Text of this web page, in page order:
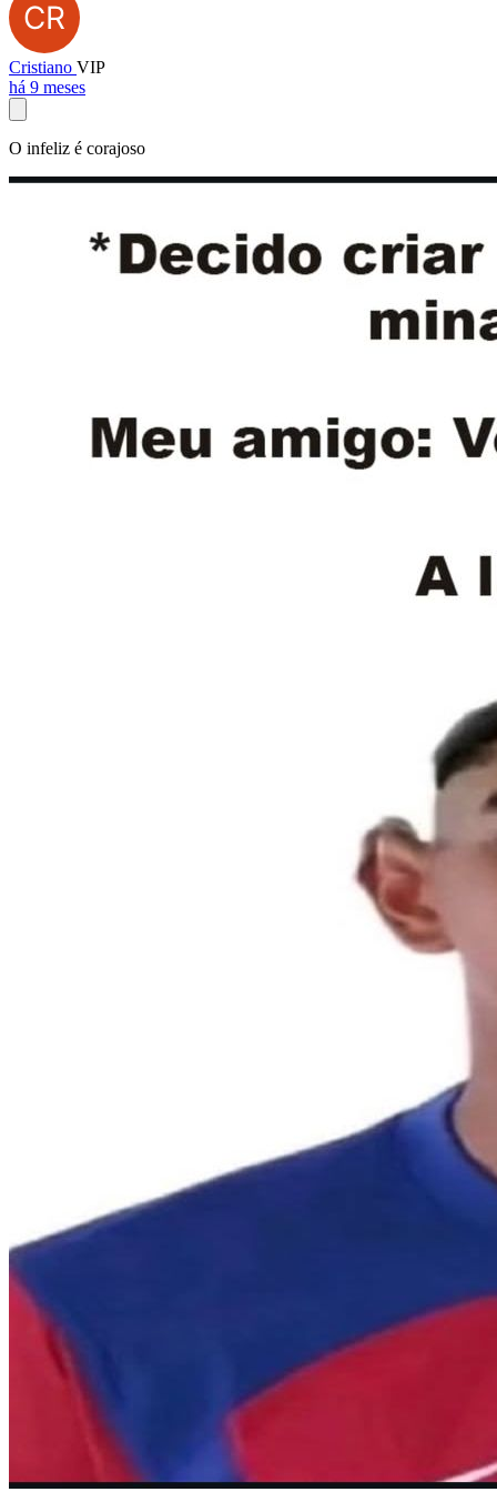
Cristiano VIP
há 9 meses
O infeliz é corajoso